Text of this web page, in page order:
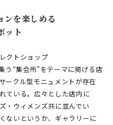
ンを楽しめる
ット
クトショップ
う“集会所”をテーマに掲げる店
ークル型モニュメントが存在
ている。広々とした店内に
・ウィメンズ共に並んでい
ないというか、ギャラリーに